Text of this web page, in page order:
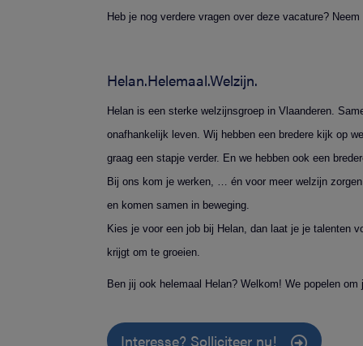
Heb je nog verdere vragen over deze vacature?
Helan.Helemaal.Welzijn.
Helan is een sterke welzijnsgroep in Vlaanderen.
onafhankelijk leven. Wij hebben een bredere kijk op
graag een stapje verder. En we hebben ook een
Bij ons kom je werken, … én voor meer welzijn
en komen samen in beweging.
Kies je voor een job bij Helan, dan laat je je talenten
krijgt om te groeien.
Ben jij ook helemaal Helan? Welkom! We popelen om
Interesse? Solliciteer nu!